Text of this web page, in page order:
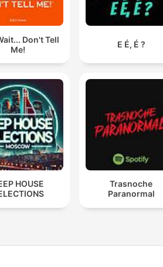
Don't Tell
Me!
E É, É ?
HOUSE
Trasnoche
Paranormal